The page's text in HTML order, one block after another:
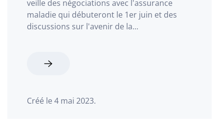
veille des négociations avec l'assurance
maladie qui débuteront le 1er juin et des
discussions sur l'avenir de la...
Créé le 4 mai 2023.